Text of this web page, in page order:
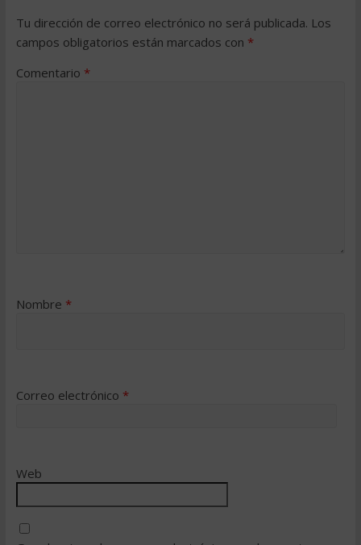
Tu dirección de correo electrónico no será publicada. Los
campos obligatorios están marcados con *
Comentario *
Nombre *
Correo electrónico *
Web